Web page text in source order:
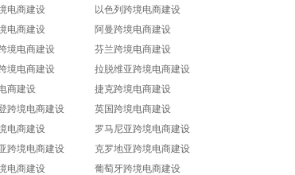
电商建设
以色列跨境电商建设
电商建设
阿曼跨境电商建设
境电商建设
芬兰跨境电商建设
境电商建设
拉脱维亚跨境电商建设
商建设
捷克跨境电商建设
跨境电商建设
英国跨境电商建设
电商建设
罗马尼亚跨境电商建设
跨境电商建设
克罗地亚跨境电商建设
电商建设
葡萄牙跨境电商建设